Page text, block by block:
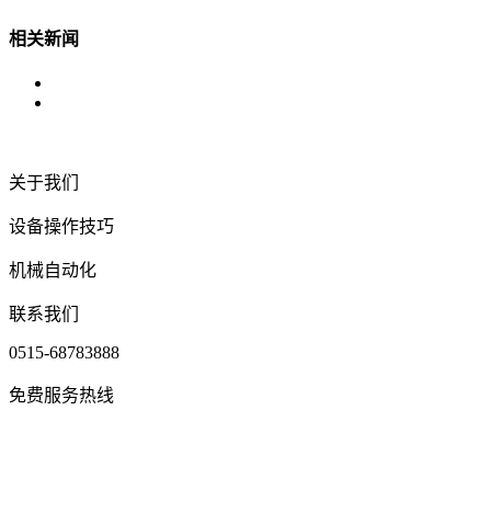
相关新闻
关于我们
设备操作技巧
机械自动化
联系我们
0515-68783888
免费服务热线